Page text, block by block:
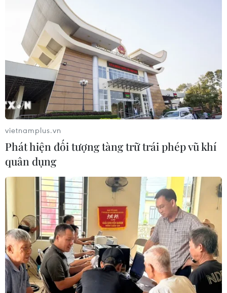
Nghị định 189 vừa có hiệu lực, phim
Nhà nước đặt hàng lập tức "gây sốt"
phòng vé
24/07/2026 11:44
The Odyssey “độc chiếm” IMAX, fan
ngậm ngùi vì Spider-Man 4 không có
suất
24/07/2026 04:09
TP Hồ Chí Minh: Khai mạc Tuần
phim kỷ niệm 79 năm Ngày Thương
binh-Liệt sỹ
22/07/2026 11:29
Nguyên mẫu thuyền chiến gây chú ý
trong "bom tấn" The Odyssey
22/07/2026 09:21
vietnamplus.vn
Phát hiện đối tượng tàng trữ trái phép vũ khí
quân dụng